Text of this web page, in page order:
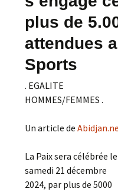
plus de
attendues
Sports
. EGALITE
HOMMES/FEMMES .
Un article de
La Paix sera célébrée le
samedi 21 décembre
2024, par plus de 5000